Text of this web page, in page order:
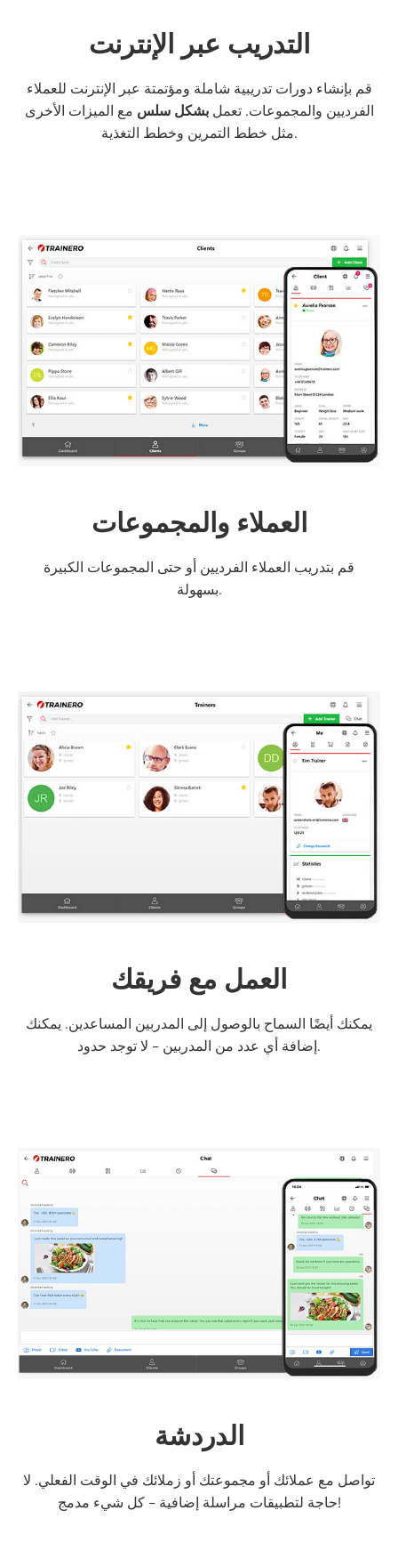
التدريب عبر الإنترنت
قم بإنشاء دورات تدريبية شاملة ومؤتمتة عبر الإنترنت للعملاء
الفرديين والمجموعات. تعملبشكل سلس مع الميزات الأخرى
مثل خطط التمرين وخطط التغذية.
العملاء والمجموعات
قم بتدريب العملاء الفرديين أو حتى المجموعات الكبيرة
بسهولة.
العمل مع فريقك
يمكنك أيضًا السماح بالوصول إلى المدربين المساعدين. يمكنك
إضافة أي عدد من المدربين - لا توجد حدود.
الدردشة
تواصل مع عملائك أو مجموعتك أو زملائك في الوقت الفعلي. لا
حاجة لتطبيقات مراسلة إضافية - كل شيء مدمج!